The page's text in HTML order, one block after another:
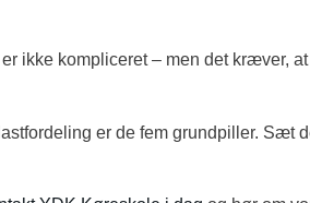
ikke kompliceret – men det kræver,
er de fem grundpiller. Sæt